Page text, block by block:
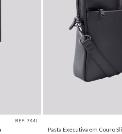
REF: 744I
Pasta Executiva em Couro